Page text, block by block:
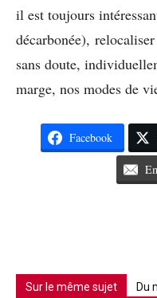
il est toujours
décarbonée),
sans doute,
marge, nos modes de
Facebook
Sur le même sujet Du